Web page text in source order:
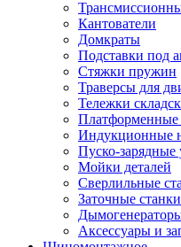
Кантователи
Домкраты
Подставки под
Стяжки пружин
Траверсы для
Тележки
Платформенные
Индукционные
Пуско-зарядные
Мойки деталей
Сверлильные
Заточные станки
Аксессуары и